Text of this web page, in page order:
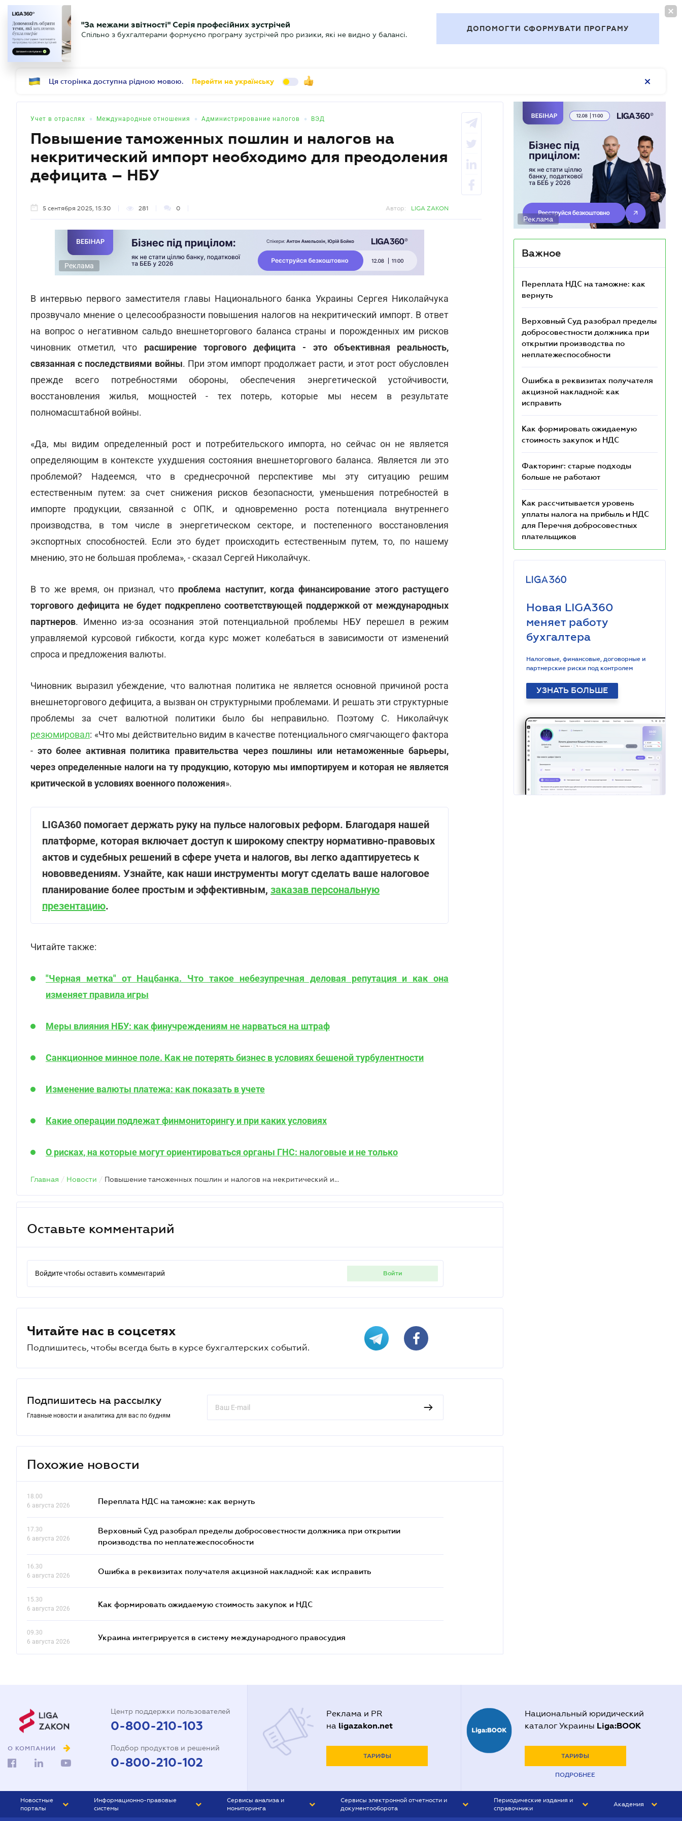
БУХГАЛТЕР Новости Аналитика Календарь Актуально
"За межами звітності" Серія професійних зустрічей
Спільно з бухгалтерами формуємо програму зустрічей про ризики, які не видно у балансі.
ДОПОМОГТИ СФОРМУВАТИ ПРОГРАМУ
Ця сторінка доступна рідною мовою. Перейти на українську
Учет в отраслях • Международные отношения • Администрирование налогов • ВЭД
Повышение таможенных пошлин и налогов на
некритический импорт необходимо для преодоления
дефицита – НБУ
5 сентября 2025, 15:30 281 0 Автор: LIGA ZAKON
Реклама
В интервью первого заместителя главы Национального банка Украины Сергея Николайчука
прозвучало мнение о целесообразности повышения налогов на некритический импорт. В ответ
на вопрос о негативном сальдо внешнеторгового баланса страны и порожденных им рисков
чиновник отметил, что расширение торгового дефицита - это объективная реальность,
связанная с последствиями войны. При этом импорт продолжает расти, и этот рост обусловлен
прежде всего потребностями обороны, обеспечения энергетической устойчивости,
восстановления жилья, мощностей - тех потерь, которые мы несем в результате
полномасштабной войны.
«Да, мы видим определенный рост и потребительского импорта, но сейчас он не является
определяющим в контексте ухудшения состояния внешнеторгового баланса. Является ли это
проблемой? Надеемся, что в среднесрочной перспективе мы эту ситуацию решим
естественным путем: за счет снижения рисков безопасности, уменьшения потребностей в
импорте продукции, связанной с ОПК, и одновременно роста потенциала внутреннего
производства, в том числе в энергетическом секторе, и постепенного восстановления
экспортных способностей. Если это будет происходить естественным путем, то, по нашему
мнению, это не большая проблема», - сказал Сергей Николайчук.
В то же время, он признал, что проблема наступит, когда финансирование этого растущего
торгового дефицита не будет подкреплено соответствующей поддержкой от международных
партнеров. Именно из-за осознания этой потенциальной проблемы НБУ перешел в режим
управляемой курсовой гибкости, когда курс может колебаться в зависимости от изменений
спроса и предложения валюты.
Чиновник выразил убеждение, что валютная политика не является основной причиной роста
внешнеторгового дефицита, а вызван он структурными проблемами. И решать эти структурные
проблемы за счет валютной политики было бы неправильно. Поэтому С. Николайчук
резюмировал: «Что мы действительно видим в качестве потенциального смягчающего фактора
- это более активная политика правительства через пошлины или нетаможенные барьеры,
через определенные налоги на ту продукцию, которую мы импортируем и которая не является
критической в условиях военного положения».
LIGA360 помогает держать руку на пульсе налоговых реформ. Благодаря нашей
платформе, которая включает доступ к широкому спектру нормативно-правовых
актов и судебных решений в сфере учета и налогов, вы легко адаптируетесь к
нововведениям. Узнайте, как наши инструменты могут сделать ваше налоговое
планирование более простым и эффективным, заказав персональную
презентацию.
Читайте также:
"Черная метка" от Нацбанка. Что такое небезупречная деловая репутация и как она
изменяет правила игры
Меры влияния НБУ: как финучреждениям не нарваться на штраф
Санкционное минное поле. Как не потерять бизнес в условиях бешеной турбулентности
Изменение валюты платежа: как показать в учете
Какие операции подлежат финмониторингу и при каких условиях
О рисках, на которые могут ориентироваться органы ГНС: налоговые и не только
Главная / Новости / Повышение таможенных пошлин и налогов на некритический импорт необходимо для преодоления дефицита – НБУ
Оставьте комментарий
Войдите чтобы оставить комментарий войти
Читайте нас в соцсетях
Подпишитесь, чтобы всегда быть в курсе бухгалтерских событий.
Подпишитесь на рассылку
Главные новости и аналитика для вас по будням
Похожие новости
18.00
6 августа 2026
Переплата НДС на таможне: как вернуть
17.30
6 августа 2026
Верховный Суд разобрал пределы добросовестности должника при открытии
производства по неплатежеспособности
16.30
6 августа 2026
Ошибка в реквизитах получателя акцизной накладной: как исправить
15.30
6 августа 2026
Как формировать ожидаемую стоимость закупок и НДС
09.30
6 августа 2026
Украина интегрируется в систему международного правосудия
Реклама
Важное
Переплата НДС на таможне: как
вернуть
Верховный Суд разобрал пределы
добросовестности должника при
открытии производства по
неплатежеспособности
Ошибка в реквизитах получателя
акцизной накладной: как
исправить
Как формировать ожидаемую
стоимость закупок и НДС
Факторинг: старые подходы
больше не работают
Как рассчитывается уровень
уплаты налога на прибыль и НДС
для Перечня добросовестных
плательщиков
Новая LIGA360
меняет работу
бухгалтера
Налоговые, финансовые, договорные и
партнерские риски под контролем
УЗНАТЬ БОЛЬШЕ
О КОМПАНИИ
Центр поддержки пользователей
0-800-210-103
Подбор продуктов и решений
0-800-210-102
Реклама и PR
на ligazakon.net
ТАРИФЫ
Национальный юридический
каталог Украины Liga:BOOK
ТАРИФЫ
ПОДРОБНЕЕ
Новостные
порталы
Информационно-правовые
системы
Сервисы анализа и
мониторинга
Сервисы электронной отчетности и
документооборота
Периодические издания и
справочники
Академия